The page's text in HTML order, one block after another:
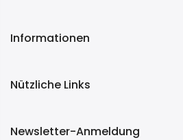
Informationen
Nützliche Links
Newsletter-Anmeldung